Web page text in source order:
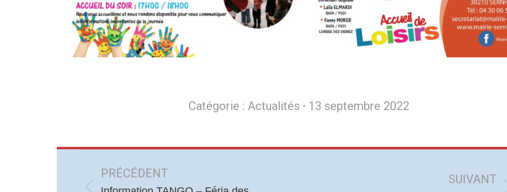
Catégorie : Actualités 13 septembre 2022
article
PRÉCÉDENT
SUIVANT